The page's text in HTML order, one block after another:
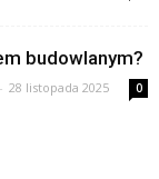
budowlanym?
- 28 listopada 2025 0